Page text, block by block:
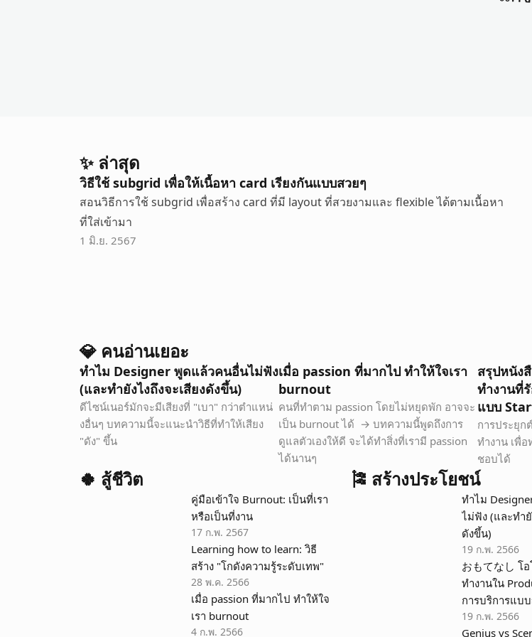
✨ ล่าสุด
วิธีใช้ subgrid เพื่อให้เนื้อหา card เรียงกันแบบสวยๆ
สอนวิธีการใช้ subgrid เพื่อสร้าง card ที่มี layout ที่สวยงามและ flexible ได้ตามเนื้อหา
ที่ใส่เข้ามา
1 มิ.ย. 2567
💎 คนอ่านเยอะ
ทำไม Designer พูดแล้วคนอื่นไม่ฟัง
(และทำยังไงถึงจะเสียงดังขึ้น)
ดีไซน์เนอร์มักจะมีเสียงที่ "เบา" กว่าตำแหน่
งอื่นๆ บทความนี้จะแนะนำวิธีที่ทำให้เสียง
"ดัง" ขึ้น
เมื่อ passion ที่มากไป ทำให้ใจเรา
burnout
คนที่ทำตาม passion โดยไม่หยุดพัก อาจจะ
เป็น burnout ได้  → บทความนี้พูดถึงการ
ดูแลตัวเองให้ดี จะได้ทำสิ่งที่เรามี passion
ได้นานๆ
สรุปหนัง
ทำงานที่
แบบ
การประยุก
ทำงาน เพื่อ
ชอบได้
🍀 สู้ชีวิต
คู่มือเข้าใจ Burnout: เป็นที่เรา
หรือเป็นที่งาน
17 ก.พ. 2567
Learning how to learn: วิธี
สร้าง "โกดังความรู้ระดับเทพ"
28 พ.ค. 2566
เมื่อ passion ที่มากไป ทำให้ใจ
เรา burnout
4 ก.พ. 2566
🎏 สร้างประโยชน์
ทำไม
ไม่ฟัง (และทำยั
ดังขึ้น)
19 ก.พ. 2566
おもてなし โ
ทำงานใน
การบริการแบ
19 ก.พ. 2566
Genius vs